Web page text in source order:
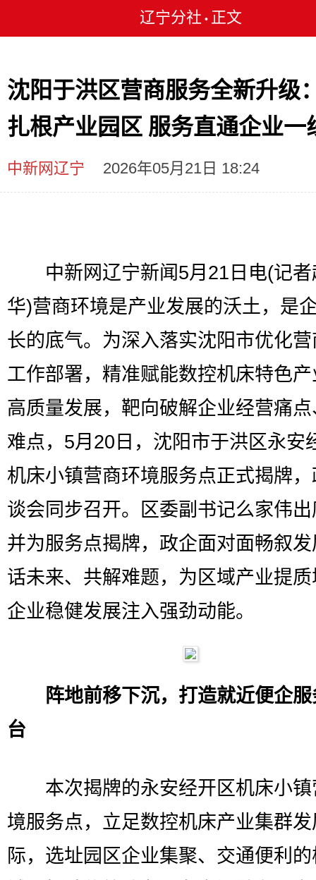
辽宁分社 • 正文
沈阳于洪区营商服务全新升级
扎根产业园区 服务直通企业一
中新网辽宁 2026年05月21日 18:24
中新网辽宁新闻5月21日电(记者
华)营商环境是产业发展的沃土，是
长的底气。为深入落实沈阳市优化
工作部署，精准赋能数控机床特色
高质量发展，靶向破解企业经营痛
难点，5月20日，沈阳市于洪区永安
机床小镇营商环境服务点正式揭牌
谈会同步召开。区委副书记么家伟
并为服务点揭牌，政企面对面畅叙
话未来、共解难题，为区域产业提
企业稳健发展注入强劲动能。
阵地前移下沉，打造就近便企
台
本次揭牌的永安经开区机床小镇
境服务点，立足数控机床产业集群
际，选址园区企业集聚、交通便利